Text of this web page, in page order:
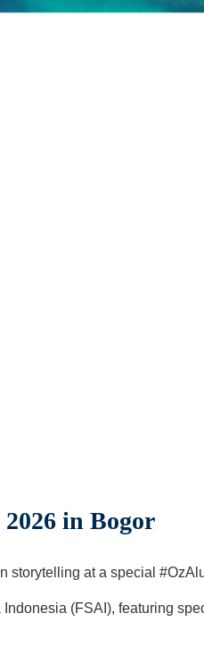
in Bogor
storytelling at a special
(FSAI), featuring